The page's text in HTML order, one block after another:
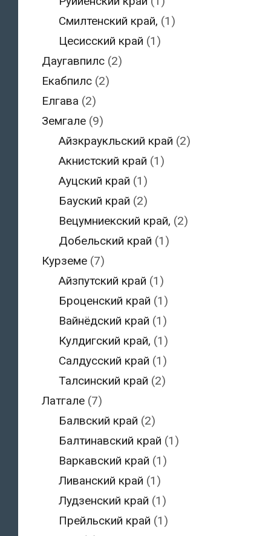
Смилтенский край, (1)
Цесисский край (1)
Даугавпилс(2)
Екабпилс(2)
Елгава (2)
Земгале(9)
Айзкраукльский край (2)
Акнистский край (1)
Ауцский край (1)
Бауский край (2)
Вецумниекский край, (2)
Добельский край (1)
Курземе(7)
Айзпутский край (1)
Броценский край (1)
Вайнёдский край (1)
Кулдигский край, (1)
Салдусский край (1)
Талсинский край (2)
Латгале(7)
Балвский край (2)
Балтинавский край (1)
Варкавский край (1)
Ливанский край (1)
Лудзенский край (1)
Прейльский край (1)